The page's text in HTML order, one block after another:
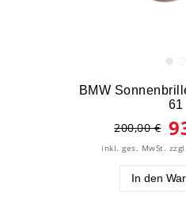
BMW
61
200,00 €
inkl. ges. MwSt. zzgl.
In den